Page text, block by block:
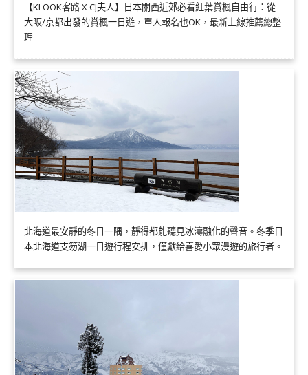
【KLOOK客路 X CJ夫人】日本關西近郊必看紅葉賞楓自由行：從
大阪/京都出發的賞楓一日遊，單人報名也OK，最新上線推薦總整
理
北海道最安靜的冬日一隅，靜得都能聽見冰濤融化的聲音。冬季日
本北海道支笏湖一日遊行程安排，僅獻給喜愛小眾漫遊的旅行者。